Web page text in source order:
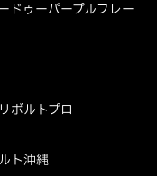
ドゥーパープルフレー
ボルトプロ
ト沖縄